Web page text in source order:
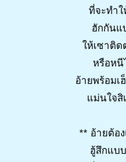
ที่จะทำใ
ฮักกันแ
ให้เซาติ
หรือหนี
อ้ายพร้อมเ
แม่นใจสิ
** อ้ายต้อ
ฮู้สึกแบ